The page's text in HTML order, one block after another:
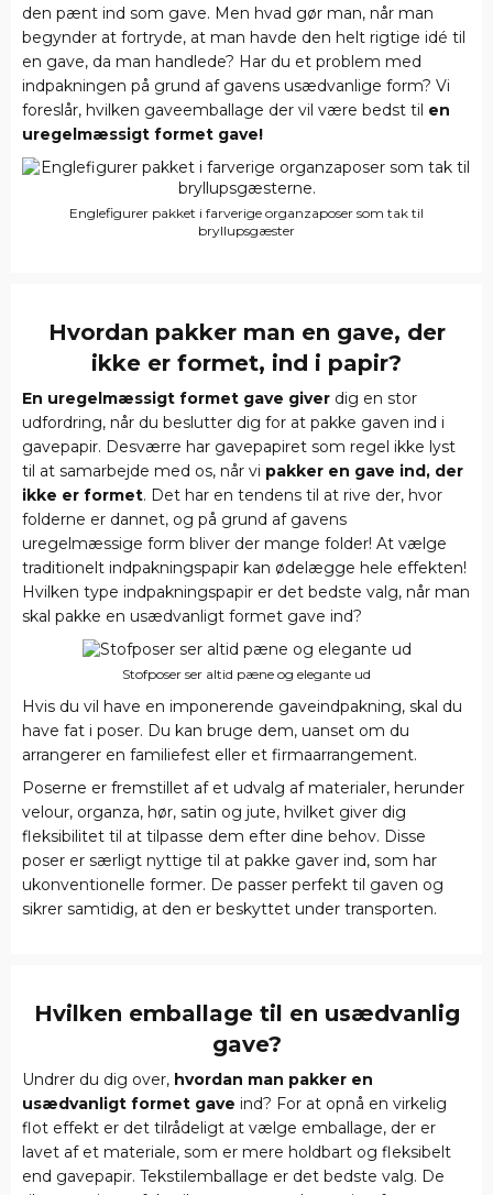
den pænt ind som gave. Men hvad gør man, når man
begynder at fortryde, at man havde den helt rigtige idé til
en gave, da man handlede? Har du et problem med
indpakningen på grund af gavens usædvanlige form? Vi
foreslår, hvilken gaveemballage der vil være bedst til en
uregelmæssigt formet gave!
Englefigurer pakket i farverige organzaposer som tak til
bryllupsgæster
Hvordan pakker man en gave, der
ikke er formet, ind i papir?
En uregelmæssigt formet gave giver dig en stor
udfordring, når du beslutter dig for at pakke gaven ind i
gavepapir. Desværre har gavepapiret som regel ikke lyst
til at samarbejde med os, når vi pakker en gave ind, der
ikke er formet. Det har en tendens til at rive der, hvor
folderne er dannet, og på grund af gavens
uregelmæssige form bliver der mange folder! At vælge
traditionelt indpakningspapir kan ødelægge hele effekten!
Hvilken type indpakningspapir er det bedste valg, når man
skal pakke en usædvanligt formet gave ind?
Stofposer ser altid pæne og elegante ud
Hvis du vil have en imponerende gaveindpakning, skal du
have fat i poser. Du kan bruge dem, uanset om du
arrangerer en familiefest eller et firmaarrangement.
Poserne er fremstillet af et udvalg af materialer, herunder
velour, organza, hør, satin og jute, hvilket giver dig
fleksibilitet til at tilpasse dem efter dine behov. Disse
poser er særligt nyttige til at pakke gaver ind, som har
ukonventionelle former. De passer perfekt til gaven og
sikrer samtidig, at den er beskyttet under transporten.
Hvilken emballage til en usædvanlig
gave?
Undrer du dig over, hvordan man pakker en
usædvanligt formet gave ind? For at opnå en virkelig
flot effekt er det tilrådeligt at vælge emballage, der er
lavet af et materiale, som er mere holdbart og fleksibelt
end gavepapir. Tekstilemballage er det bedste valg. De